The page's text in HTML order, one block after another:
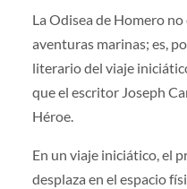
La Odisea de Homero
aventuras marinas; es,
literario del viaje
que el escritor Joseph
Héroe.
En un viaje iniciático, el
desplaza en el espacio